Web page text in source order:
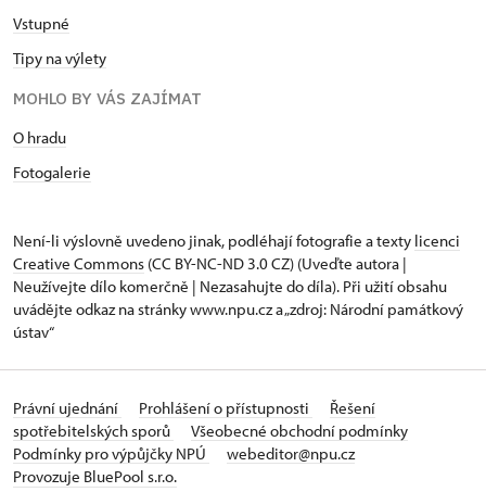
Vstupné
Tipy na výlety
MOHLO BY VÁS ZAJÍMAT
O hradu
Fotogalerie
Není-li výslovně uvedeno jinak, podléhají fotografie a texty licenci
Creative Commons (CC BY-NC-ND 3.0 CZ) (Uveďte autora |
Neužívejte dílo komerčně | Nezasahujte do díla). Při užití obsahu
uvádějte odkaz na stránky www.npu.cz a „zdroj: Národní památkový
ústav“
Právní ujednání Prohlášení o přístupnosti
Řešení
spotřebitelských sporů
Všeobecné obchodní podmínky
Podmínky pro výpůjčky NPÚ
webeditor@npu.cz
Provozuje BluePool s.r.o.